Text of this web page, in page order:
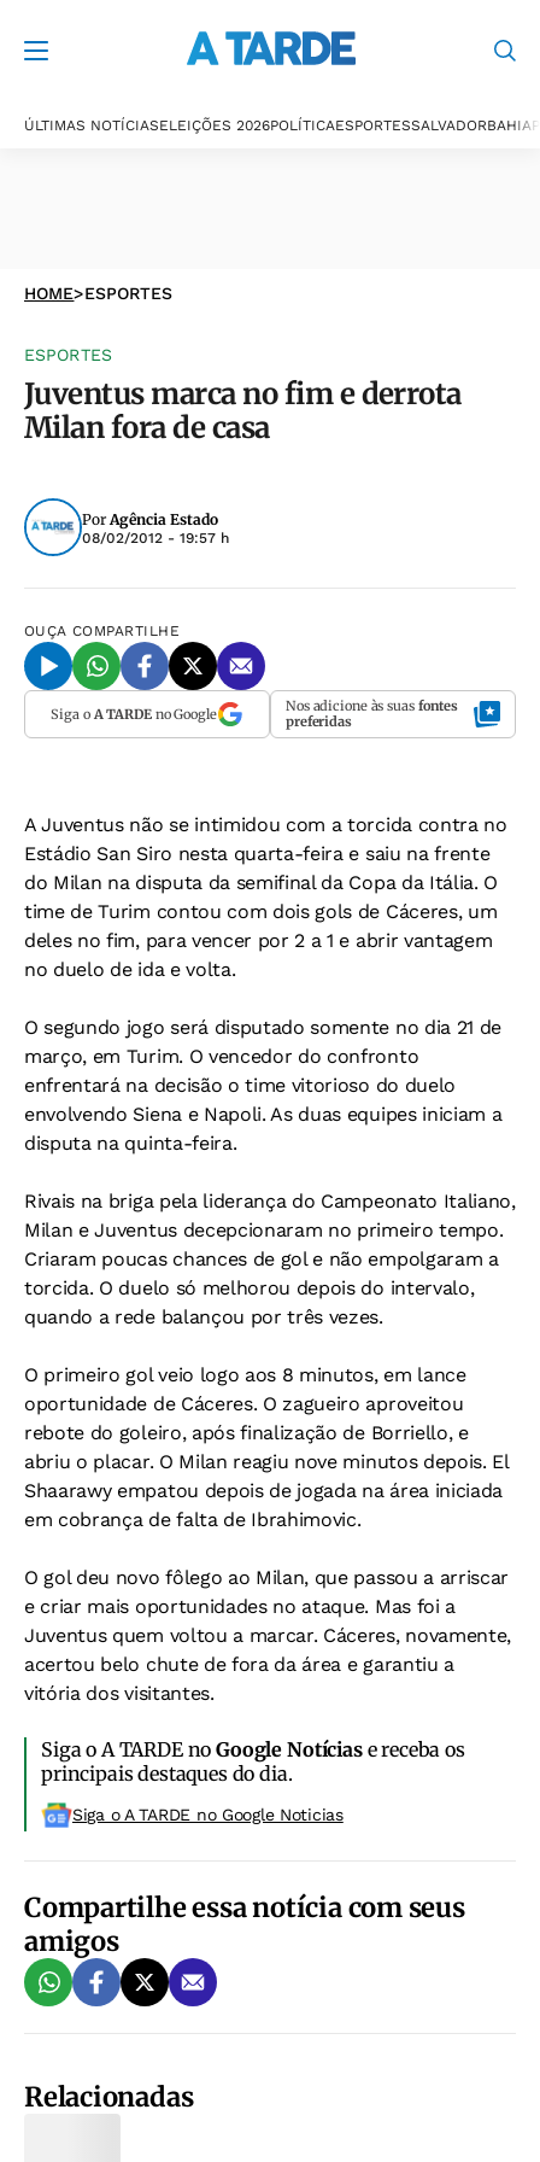
ÚLTIMAS NOTÍCIASELEIÇÕES 2026POLÍTICAESPORTESSALVADORBAHIA
HOME>ESPORTES
ESPORTES
Juventus marca no fim e derrota
Milan fora de casa
PorAgência Estado
08/02/2012 - 19:57 h
OUÇA COMPARTILHE
Siga o A TARDEno Google Nos adicione às suas fontes
preferidas
A Juventus não se intimidou com a torcida contra no
Estádio San Siro nesta quarta-feira e saiu na frente
do Milan na disputa da semifinal da Copa da Itália. O
time de Turim contou com dois gols de Cáceres, um
deles no fim, para vencer por 2 a 1 e abrir vantagem
no duelo de ida e volta.
O segundo jogo será disputado somente no dia 21 de
março, em Turim. O vencedor do confronto
enfrentará na decisão o time vitorioso do duelo
envolvendo Siena e Napoli. As duas equipes iniciam a
disputa na quinta-feira.
Rivais na briga pela liderança do Campeonato Italiano,
Milan e Juventus decepcionaram no primeiro tempo.
Criaram poucas chances de gol e não empolgaram a
torcida. O duelo só melhorou depois do intervalo,
quando a rede balançou por três vezes.
O primeiro gol veio logo aos 8 minutos, em lance
oportunidade de Cáceres. O zagueiro aproveitou
rebote do goleiro, após finalização de Borriello, e
abriu o placar. O Milan reagiu nove minutos depois. El
Shaarawy empatou depois de jogada na área iniciada
em cobrança de falta de Ibrahimovic.
O gol deu novo fôlego ao Milan, que passou a arriscar
e criar mais oportunidades no ataque. Mas foi a
Juventus quem voltou a marcar. Cáceres, novamente,
acertou belo chute de fora da área e garantiu a
vitória dos visitantes.
Siga o A TARDE noGoogle Notíciase receba os
principais destaques do dia.
Siga o A TARDE no Google Noticias
Compartilhe essa notícia com seus
amigos
Relacionadas